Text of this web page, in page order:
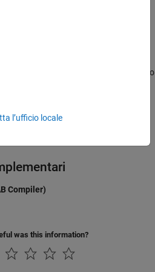
personalizzati e riutilizzabili da usare
applicazioni
direttamente con gli utenti di MATLAB o
come applicazioni indipendenti
con GUIDE ad App Designer oppure
Compiler)
was this information?
l’ufficio locale